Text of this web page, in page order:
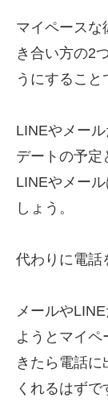
マイペースな
き合い方の2
うにすること
LINEやメー
デートの予定
LINEやメー
しょう。
代わりに電話
メールや
ようとマイ
きたら電話に
くれるはずで